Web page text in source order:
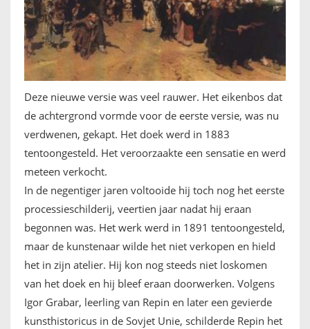
Deze nieuwe versie was veel rauwer. Het eikenbos dat
de achtergrond vormde voor de eerste versie, was nu
verdwenen, gekapt. Het doek werd in 1883
tentoongesteld. Het veroorzaakte een sensatie en werd
meteen verkocht.
In de negentiger jaren voltooide hij toch nog het eerste
processieschilderij, veertien jaar nadat hij eraan
begonnen was. Het werk werd in 1891 tentoongesteld,
maar de kunstenaar wilde het niet verkopen en hield
het in zijn atelier. Hij kon nog steeds niet loskomen
van het doek en hij bleef eraan doorwerken. Volgens
Igor Grabar, leerling van Repin en later een gevierde
kunsthistoricus in de Sovjet Unie, schilderde Repin het